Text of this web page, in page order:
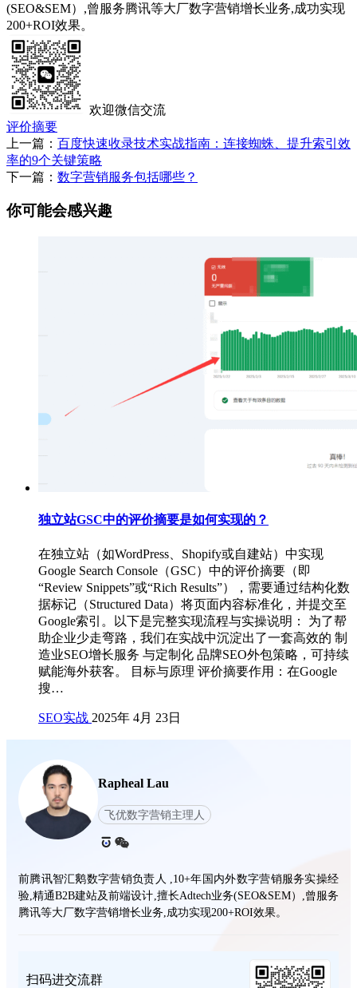
(SEO&SEM）,曾服务腾讯等大厂数字营销增长业务,成功实现
200+ROI效果。
欢迎微信交流
评价摘要
上一篇： 百度快速收录技术实战指南：连接蜘蛛、提升索引效
率的9个关键策略
下一篇： 数字营销服务包括哪些？
你可能会感兴趣
独立站GSC中的评价摘要是如何实现的？
在独立站（如WordPress、Shopify或自建站）中实现
Google Search Console（GSC）中的评价摘要（即
“Review Snippets”或“Rich Results”），需要通过结构化数
据标记（Structured Data）将页面内容标准化，并提交至
Google索引。以下是完整实现流程与实操说明： 为了帮
助企业少走弯路，我们在实战中沉淀出了一套高效的 制
造业SEO增长服务 与定制化 品牌SEO外包策略，可持续
赋能海外获客。 目标与原理 评价摘要作用：在Google
搜…
SEO实战 2025年 4月 23日
Rapheal Lau
飞优数字营销主理人
前腾讯智汇鹅数字营销负责人 ,10+年国内外数字营销服务实操经
验,精通B2B建站及前端设计,擅长Adtech业务(SEO&SEM）,曾服务
腾讯等大厂数字营销增长业务,成功实现200+ROI效果。
扫码进交流群